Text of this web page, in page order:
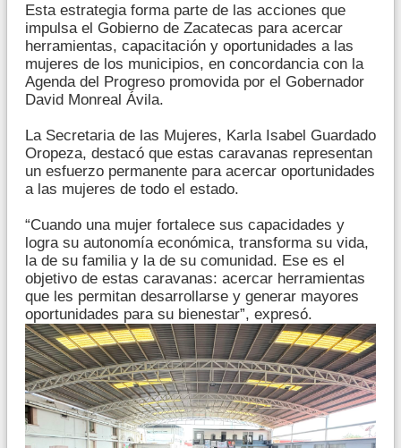
Esta estrategia forma parte de las acciones que
impulsa el Gobierno de Zacatecas para acercar
herramientas, capacitación y oportunidades a las
mujeres de los municipios, en concordancia con la
Agenda del Progreso promovida por el Gobernador
David Monreal Ávila.
La Secretaria de las Mujeres, Karla Isabel Guardado
Oropeza, destacó que estas caravanas representan
un esfuerzo permanente para acercar oportunidades
a las mujeres de todo el estado.
“Cuando una mujer fortalece sus capacidades y
logra su autonomía económica, transforma su vida,
la de su familia y la de su comunidad. Ese es el
objetivo de estas caravanas: acercar herramientas
que les permitan desarrollarse y generar mayores
oportunidades para su bienestar”, expresó.